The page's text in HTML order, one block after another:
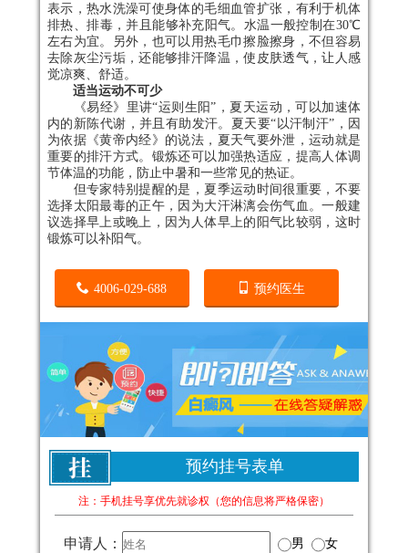
表示，热水洗澡可使身体的毛细血管扩张，有利于机体
排热、排毒，并且能够补充阳气。水温一般控制在30℃
左右为宜。另外，也可以用热毛巾擦脸擦身，不但容易
去除灰尘污垢，还能够排汗降温，使皮肤透气，让人感
觉凉爽、舒适。
适当运动不可少
《易经》里讲“运则生阳”，夏天运动，可以加速体
内的新陈代谢，并且有助发汗。夏天要“以汗制汗”，因
为依据《黄帝内经》的说法，夏天气要外泄，运动就是
重要的排汗方式。锻炼还可以加强热适应，提高人体调
节体温的功能，防止中暑和一些常见的热证。
但专家特别提醒的是，夏季运动时间很重要，不要
选择太阳最毒的正午，因为大汗淋漓会伤气血。一般建
议选择早上或晚上，因为人体早上的阳气比较弱，这时
锻炼可以补阳气。
4006-029-688 预约医生
预约挂号表单
注：手机挂号享优先就诊权（您的信息将严格保密）
申请人： 男 女